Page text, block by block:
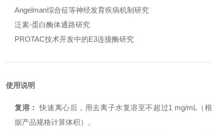
Angelman综合征等神经发育疾病机制研究
泛素-蛋白酶体通路研究
PROTAC技术开发中的E3连接酶研究
使用说明
复溶： 快速离心后，用去离子水复溶至不超过1 mg/mL（根
据产品规格计算体积）。